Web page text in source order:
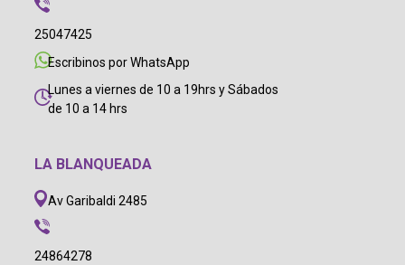
25047425
Escribinos por WhatsApp
Lunes a viernes de 10 a 19hrs y Sábados
de 10 a 14 hrs
LA BLANQUEADA
Av Garibaldi 2485
24864278